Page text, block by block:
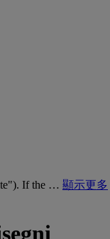
If the … 顯示更多